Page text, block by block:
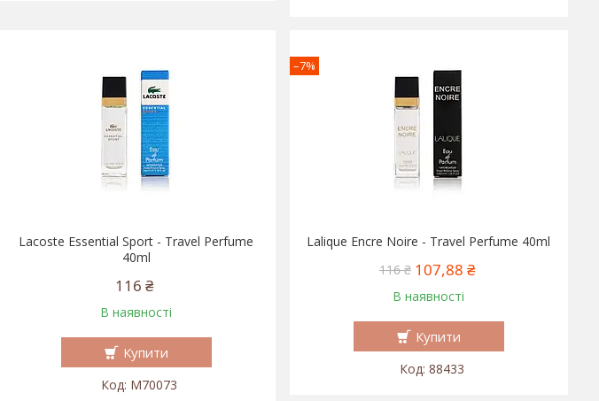
Lacoste Essential Sport - Travel Perfume
40ml
116 ₴
В наявності
Купити
M70073
–7%
Lalique Encre Noire - Travel Perfume 40ml
116 ₴ 107,88 ₴
В наявності
Купити
88433